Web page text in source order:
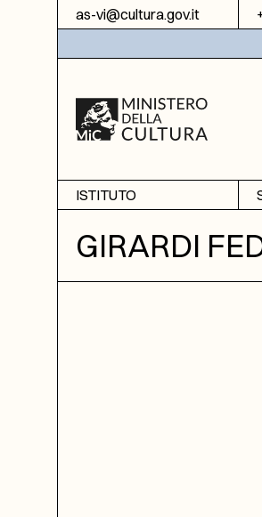
Vai al contenuto
as-vi@cultura.gov.it
ISTITUTO
Informazioni
Sezione di Bassano del
GIRARDI